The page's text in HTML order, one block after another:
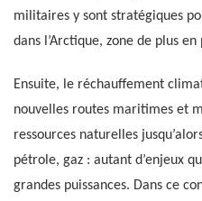
militaires y sont stratégiques
dans l’Arctique, zone de plus en
Ensuite, le réchauffement
nouvelles routes maritimes et
ressources naturelles
pétrole, gaz : autant d’enjeux
grandes puissances. Dans ce